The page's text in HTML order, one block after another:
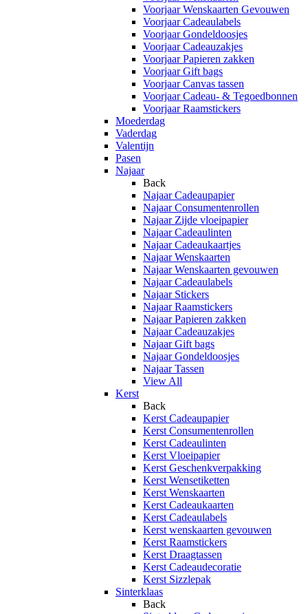
Voorjaar Wenskaarten Gevouwen
Voorjaar Cadeaulabels
Voorjaar Gondeldoosjes
Voorjaar Cadeauzakjes
Voorjaar Papieren zakken
Voorjaar Gift bags
Voorjaar Canvas tassen
Voorjaar Cadeau- & Tegoedbonnen
Voorjaar Raamstickers
Moederdag
Vaderdag
Valentijn
Pasen
Najaar
Back
Najaar Cadeaupapier
Najaar Consumentenrollen
Najaar Zijde vloeipapier
Najaar Cadeaulinten
Najaar Cadeaukaartjes
Najaar Wenskaarten
Najaar Wenskaarten gevouwen
Najaar Cadeaulabels
Najaar Stickers
Najaar Raamstickers
Najaar Papieren zakken
Najaar Cadeauzakjes
Najaar Gift bags
Najaar Gondeldoosjes
Najaar Tassen
View All
Kerst
Back
Kerst Cadeaupapier
Kerst Consumentenrollen
Kerst Cadeaulinten
Kerst Vloeipapier
Kerst Geschenkverpakking
Kerst Wensetiketten
Kerst Wenskaarten
Kerst Cadeaukaarten
Kerst Cadeaulabels
Kerst wenskaarten gevouwen
Kerst Raamstickers
Kerst Draagtassen
Kerst Cadeaudecoratie
Kerst Sizzlepak
Sinterklaas
Back